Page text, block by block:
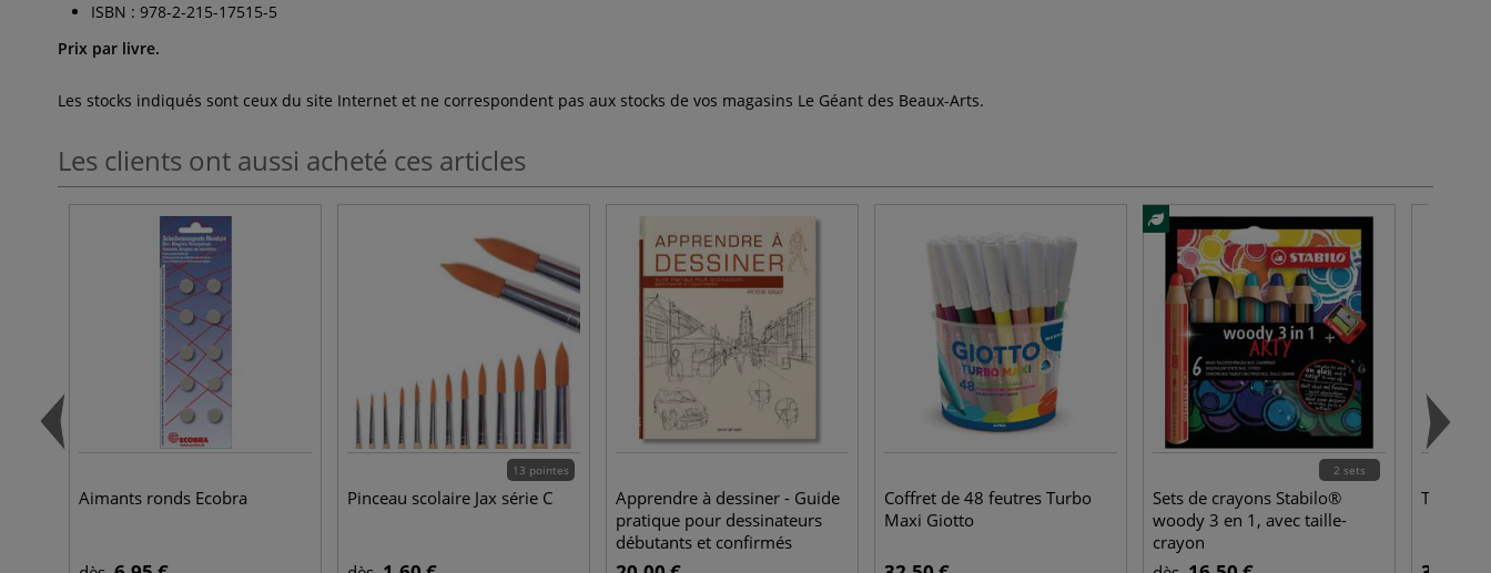
ISBN : 978-2-215-17515-5
Prix par livre.
Les stocks indiqués sont ceux du site Internet et ne correspondent pas aux stocks de vos magasins Le Géant des Beaux-Arts.
Les clients ont aussi acheté ces articles
Aimants ronds Ecobra
13 pointes
Pinceau scolaire Jax série C
Apprendre à dessiner - Guide
pratique pour dessinateurs
débutants et confirmés
Coffret de 48 feutres Turbo
Maxi Giotto
2 sets
Sets de crayons Stabilo®
woody 3 en 1, avec taille-
crayon
Trieur